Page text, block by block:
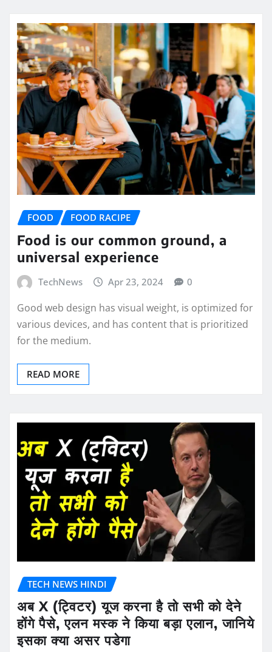
FOOD FOOD RACIPE
Food is our common ground, a
universal experience
TechNews Apr 23, 2024 0
Good web design has visual weight, is optimized for
various devices, and has content that is prioritized
for the medium.
READ MORE
TECH NEWS HINDI
अब X (ट्विटर) यूज करना है तो सभी को देने
होंगे पैसे, एलन मस्क ने किया बड़ा एलान, जानिये
इसका क्या असर पडेगा